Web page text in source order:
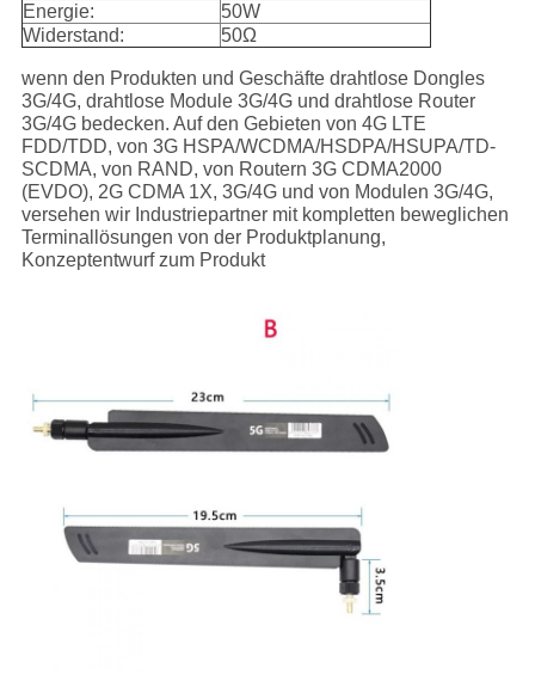
Energie:
50W
Widerstand:
50Ω
wenn den Produkten und Geschäfte drahtlose Dongles
3G/4G, drahtlose Module 3G/4G und drahtlose Router
3G/4G bedecken. Auf den Gebieten von 4G LTE
FDD/TDD, von 3G HSPA/WCDMA/HSDPA/HSUPA/TD-
SCDMA, von RAND, von Routern 3G CDMA2000
(EVDO), 2G CDMA 1X, 3G/4G und von Modulen 3G/4G,
versehen wir Industriepartner mit kompletten beweglichen
Terminallösungen von der Produktplanung,
Konzeptentwurf zum Produkt